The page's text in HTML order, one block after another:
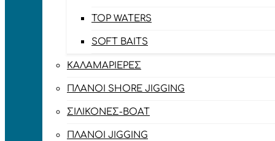
TOP WATERS
SOFT BAITS
ΚΑΛΑΜΑΡΙΈΡΕΣ
ΠΛΆΝΟΙ SHORE JIGGING
ΣΙΛΙΚΌΝΕΣ-BOAT
ΠΛΆΝΟΙ JIGGING